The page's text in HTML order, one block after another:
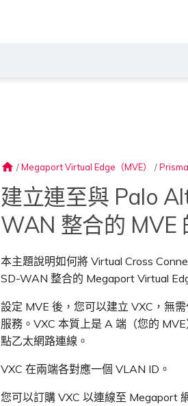
home / Megaport Virtual Edge（MVE） /
建立連至與 Palo
WAN 整合的 MVE
本主題說明如何將 Virtual Cross
SD-WAN 整合的 Megaport Virtual
設定 MVE 後，您可以建立 VXC，無
服務。VXC 本質上是 A 端（您的
點乙太網路連線。
VXC 在兩端各對應一個 VLAN ID。
您可以訂購 VXC 以連線至 Megaport